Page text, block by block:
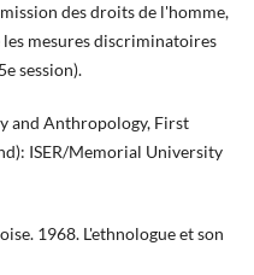
des droits de l'homme,
mesures discriminatoires
session).
and Anthropology, First
ISER/Memorial University
1968. L'ethnologue et son